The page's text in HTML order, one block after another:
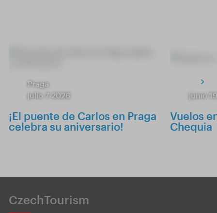
Praga
julio 7 2026
¡El puente de Carlos en Praga
celebra su aniversario!
junio
Vuelos
Chequia
CzechTourism